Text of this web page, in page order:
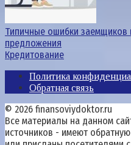
Типичные ошибки заемщиков
предложения
Кредитование
Политика
Обратная связь
© 2026 finansoviydoktor.ru
Все материалы на данном
источников - имеют